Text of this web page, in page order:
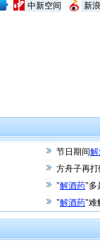
新
中新空间
节日期间
方舟子再
"解酒药"多
"解酒药"难